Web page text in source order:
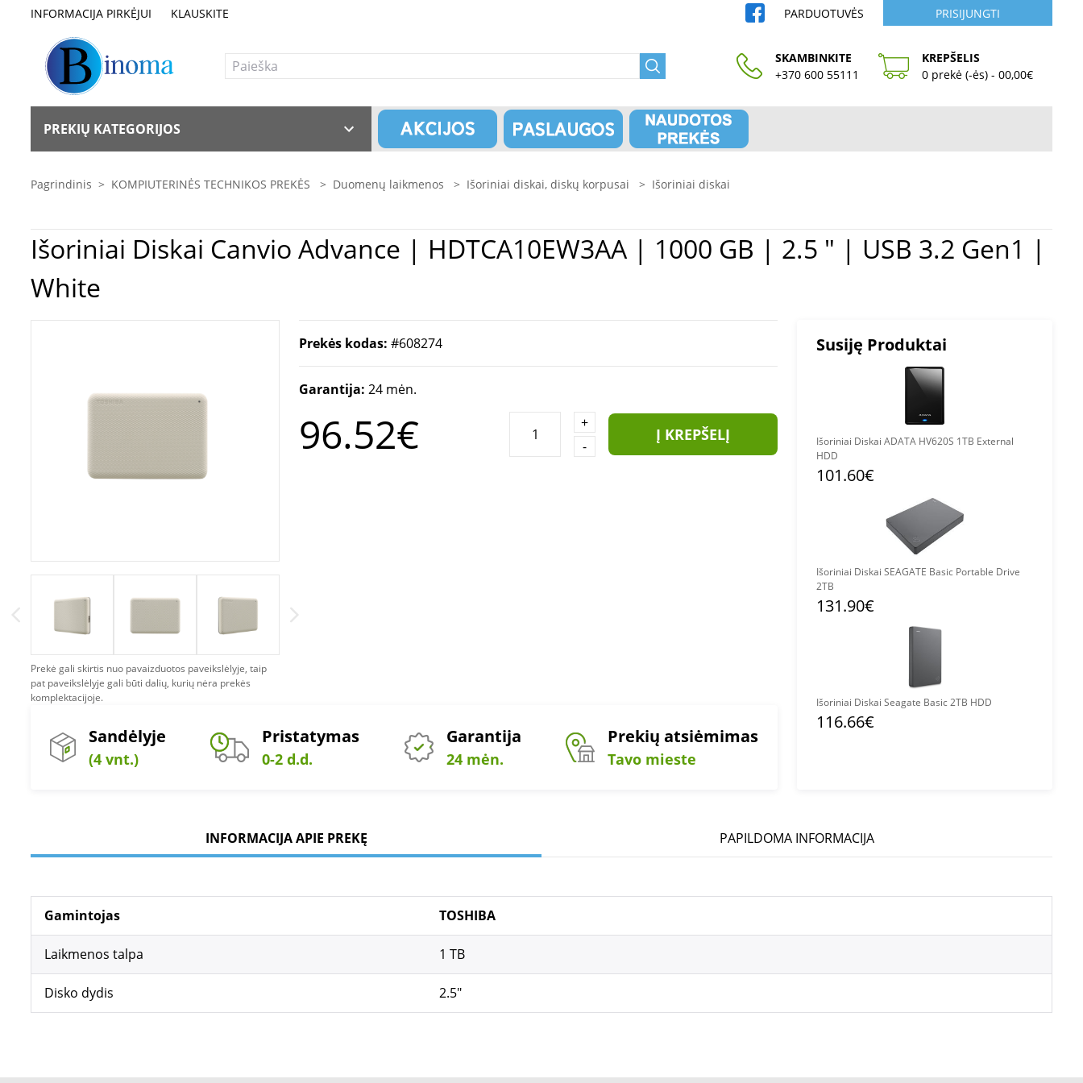
INFORMACIJA PIRKĖJUI KLAUSKITE PARDUOTUVĖS PRISIJUNGTI
SKAMBINKITE
+370 600 55111
KREPŠELIS
0 prekė (-ės) - 00,00€
PREKIŲ KATEGORIJOS
Pagrindinis > KOMPIUTERINĖS TECHNIKOS PREKĖS > Duomenų laikmenos > Išoriniai diskai, diskų korpusai > Išoriniai diskai
Išoriniai Diskai Canvio Advance | HDTCA10EW3AA | 1000 GB | 2.5 " | USB 3.2 Gen1 |
White
Prekė gali skirtis nuo pavaizduotos paveikslėlyje, taip
pat paveikslėlyje gali būti dalių, kurių nėra prekės
komplektacijoje.
Prekės kodas: #608274
Garantija: 24 mėn.
96.52€
+
-
Į KREPŠELĮ
Sandėlyje
(4 vnt.)
Pristatymas
0-2 d.d.
Garantija
24 mėn.
Prekių atsiėmimas
Tavo mieste
Susiję Produktai
Išoriniai Diskai ADATA HV620S 1TB External
HDD
101.60€
Išoriniai Diskai SEAGATE Basic Portable Drive
2TB
131.90€
Išoriniai Diskai Seagate Basic 2TB HDD
116.66€
INFORMACIJA APIE PREKĘ PAPILDOMA INFORMACIJA
Gamintojas TOSHIBA
Laikmenos talpa 1 TB
Disko dydis 2.5"